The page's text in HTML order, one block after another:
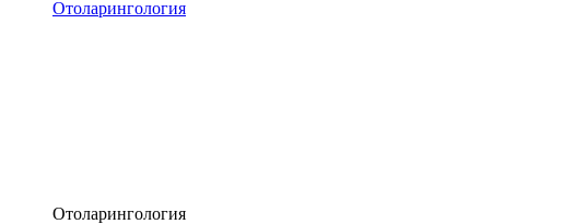
Отоларингология
Отоларингология